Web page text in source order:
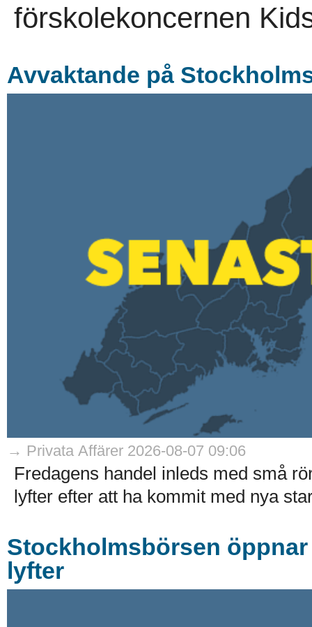
förskolekoncernen
Avvaktande på
→ Privata Affärer 2026-08-07 09:06
Fredagens handel inleds med små
lyfter efter att ha kommit med nya
Stockholmsbörsen
lyfter